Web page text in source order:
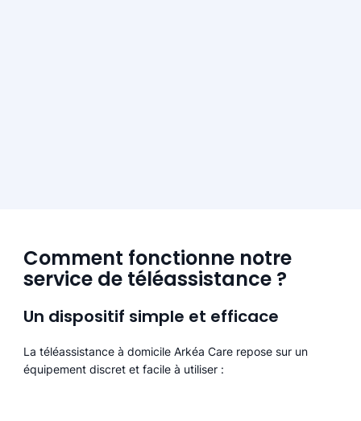
Comment fonctionne notre
service de téléassistance ?
Un dispositif simple et efficace
La téléassistance à domicile Arkéa Care repose sur un
équipement discret et facile à utiliser :